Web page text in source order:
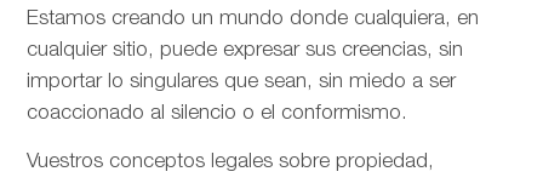
Estamos creando un mundo donde cualquiera, en
cualquier sitio, puede expresar sus creencias, sin
importar lo singulares que sean, sin miedo a ser
coaccionado al silencio o el conformismo.
Vuestros conceptos legales sobre propiedad,